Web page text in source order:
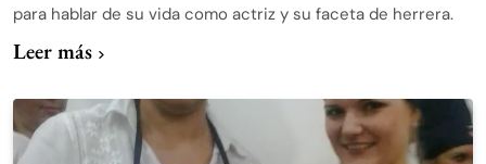
para hablar de su vida como actriz y su faceta de herrera.
Leer más